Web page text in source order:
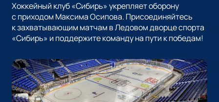
Хоккейный клуб «Сибирь» укрепляет оборону
с приходом Максима Осипова. Присоединяйтесь
к захватывающим матчам в Ледовом дворце спорта
«Сибирь» и поддержите команду на пути к победам!